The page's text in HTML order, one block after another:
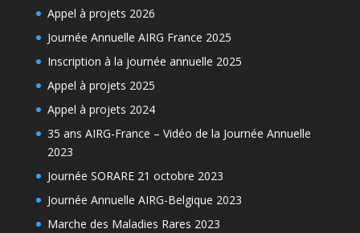
Appel à projets 2026
Journée Annuelle AIRG France 2025
Inscription à la journée annuelle 2025
Appel à projets 2025
Appel à projets 2024
35 ans AIRG-France – Vidéo de la Journée Annuelle
2023
Journée SORARE 21 octobre 2023
Journée Annuelle AIRG-Belgique 2023
Marche des Maladies Rares 2023